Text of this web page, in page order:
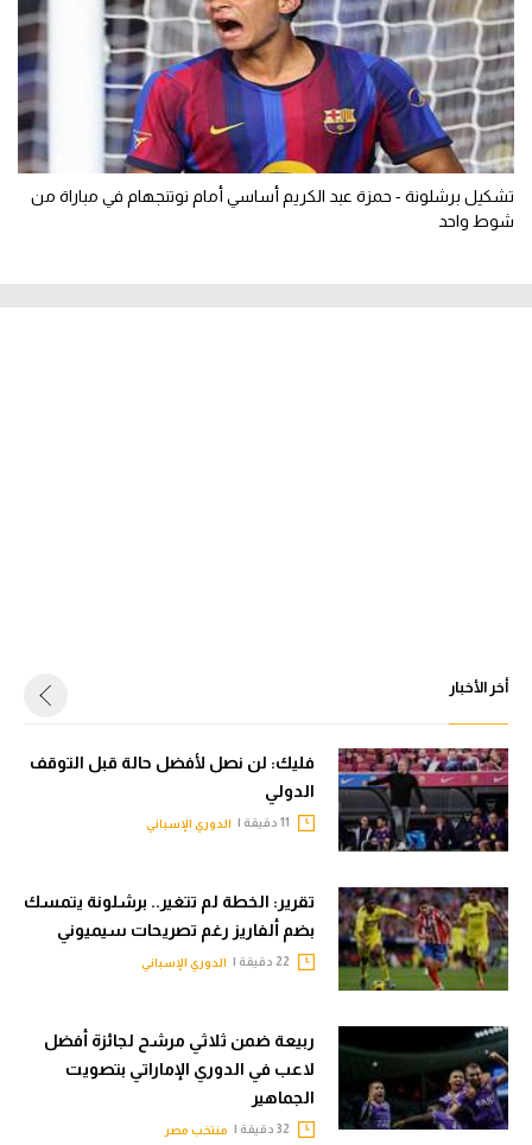
تشكيل برشلونة - حمزة عبد الكريم أساسي أمام نوتنجهام في مباراة من
شوط واحد
أخر الأخبار
فليك: لن نصل لأفضل حالة قبل التوقف
الدولي
الدوري الإسباني
تقرير: الخطة لم تتغير.. برشلونة يتمسك
بضم ألفاريز رغم تصريحات سيميوني
الدوري الإسباني
ربيعة ضمن ثلاثي مرشح لجائزة أفضل
لاعب في الدوري الإماراتي بتصويت
الجماهير
منتخب مصر